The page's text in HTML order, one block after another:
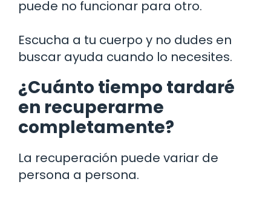
puede no funcionar para otro.
Escucha a tu cuerpo y no dudes en
buscar ayuda cuando lo necesites.
¿Cuánto tiempo tardaré
en recuperarme
completamente?
La recuperación puede variar de
persona a persona.